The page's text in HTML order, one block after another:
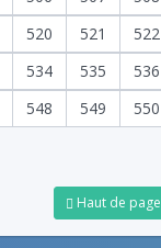
520 521
522
534 535
536
548 549 550
Haut de page